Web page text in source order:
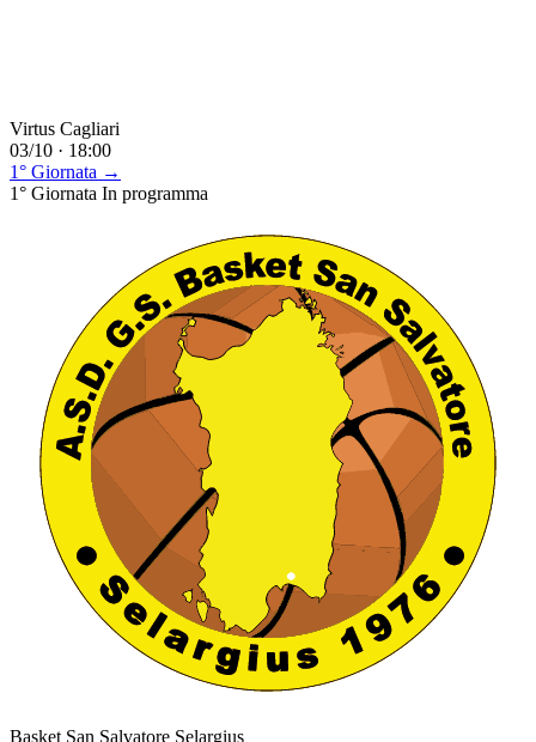
Virtus Cagliari
03/10 · 18:00
1° Giornata →
1° Giornata In programma
Basket San Salvatore Selargius